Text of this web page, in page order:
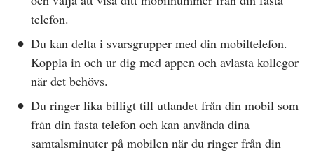
telefon.
Du kan delta i svarsgrupper med din mobiltelefon.
Koppla in och ur dig med appen och avlasta kollegor
när det behövs.
Du ringer lika billigt till utlandet från din mobil som
från din fasta telefon och kan använda dina
samtalsminuter på mobilen när du ringer från din